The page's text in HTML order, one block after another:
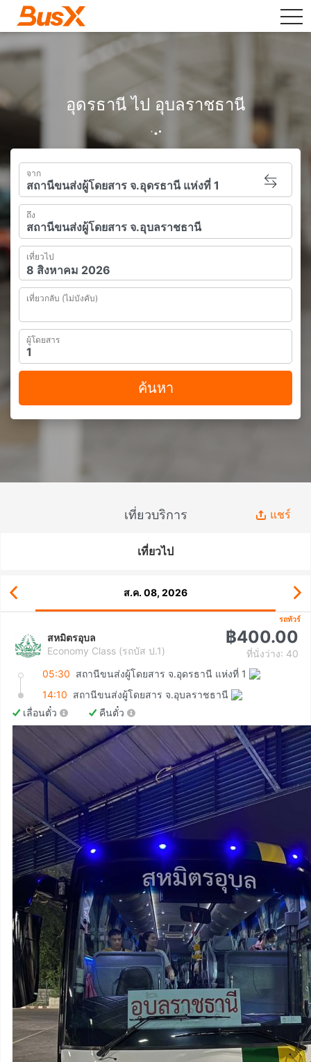
อุดรธานี ไป อุบลราชธานี
จาก
ถึง
เที่ยวไป
เที่ยวกลับ (ไม่บังคับ)
ผู้โดยสาร
ค้นหา
เที่ยวบริการ แชร์
เที่ยวไป
ส.ค. 08, 2026
รถทัวร์
สหมิตรอุบล
Economy Class (รถบัส ป.1)
฿400.00
ที่นั่งว่าง: 40
05:30 สถานีขนส่งผู้โดยสาร จ.อุดรธานี แห่งที่ 1
14:10 สถานีขนส่งผู้โดยสาร จ.อุบลราชธานี
เลื่อนตั๋ว
คืนตั๋ว